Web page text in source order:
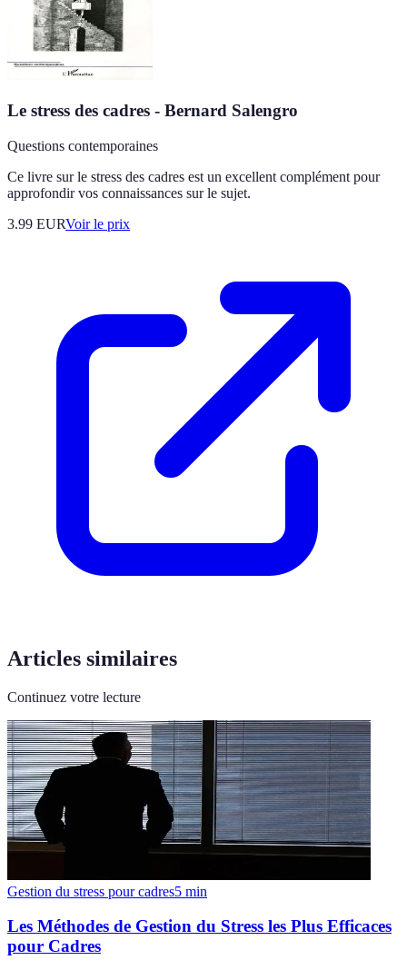
Le stress des cadres - Bernard Salengro
Questions contemporaines
Ce livre sur le stress des cadres est un excellent complément pour
approfondir vos connaissances sur le sujet.
3.99 EURVoir le prix
Articles similaires
Continuez votre lecture
Gestion du stress pour cadres5 min
Les Méthodes de Gestion du Stress les Plus Efficaces
pour Cadres